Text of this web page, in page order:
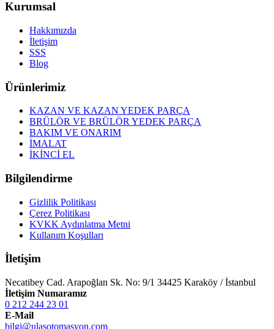
Kurumsal
Hakkımızda
İletişim
SSS
Blog
Ürünlerimiz
KAZAN VE KAZAN YEDEK PARÇA
BRÜLÖR VE BRÜLÖR YEDEK PARÇA
BAKIM VE ONARIM
İMALAT
İKİNCİ EL
Bilgilendirme
Gizlilik Politikası
Çerez Politikası
KVKK Aydınlatma Metni
Kullanım Koşulları
İletişim
Necatibey Cad. Arapoğlan Sk. No: 9/1 34425 Karaköy / İstanbul
İletişim Numaramız
0 212 244 23 01
E-Mail
bilgi@ulasotomasyon.com